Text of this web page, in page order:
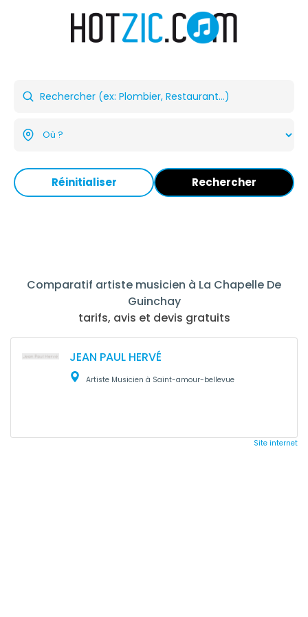
Réinitialiser Rechercher
Comparatif artiste musicien à La Chapelle De
Guinchay
tarifs, avis et devis gratuits
JEAN PAUL HERVÉ
Artiste Musicien à Saint-amour-bellevue
Site internet